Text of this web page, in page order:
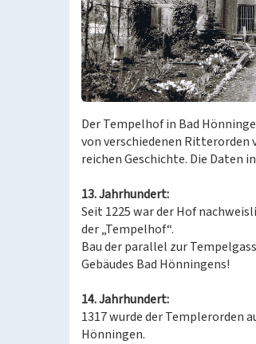
Der Tempelhof in Bad
von verschiedenen
reichen Geschichte. Die Daten
13. Jahrhundert:
Seit 1225 war der Hof
der „Tempelhof“.
Bau der parallel zur
Gebäudes Bad Hönningens!
14. Jahrhundert:
1317 wurde der Templerorden
Hönningen.